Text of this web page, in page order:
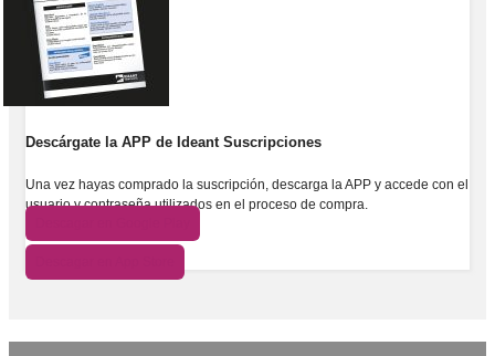
Descárgate la APP de Ideant Suscripciones
Una vez hayas comprado la suscripción, descarga la APP y accede con el
usuario y contraseña utilizados en el proceso de compra.